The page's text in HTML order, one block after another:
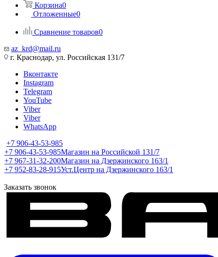
Корзина0
Отложенные0
Сравнение товаров0
az_krd@mail.ru
г. Краснодар, ул. Российская 131/7
Вконтакте
Instagram
Telegram
YouTube
Viber
Viber
WhatsApp
+7 906-43-53-985
+7 906-43-53-985Магазин на Российской 131/7
+7 967-31-32-200Магазин на Дзержинского 163/1
+7 952-83-28-915Уст.Центр на Дзержинского 163/1
Заказать звонок